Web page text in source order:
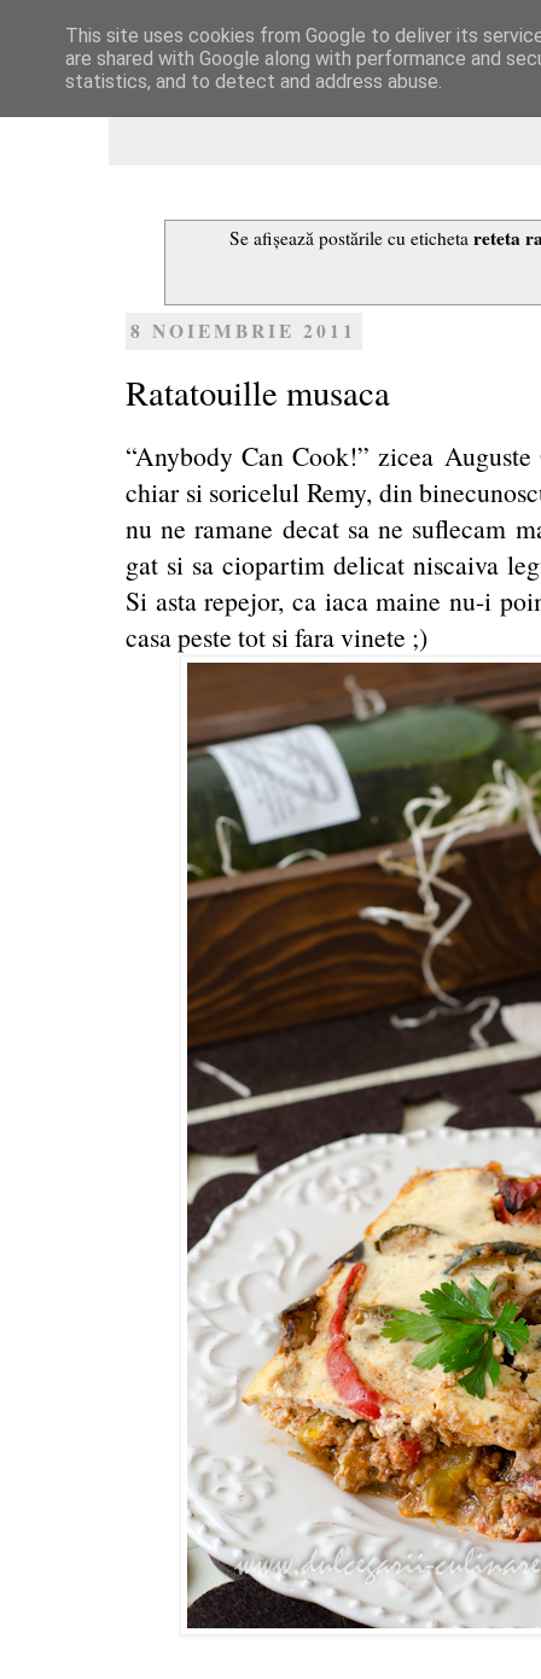
Dulcegarii culinare
Se afișează postările cu eticheta reteta
8 NOIEMBRIE 2011
Ratatouille musaca
“Anybody Can Cook!” zicea Auguste
chiar si soricelul Remy, din
nu ne ramane decat sa ne suflecam
gat si sa ciopartim delicat niscaiva
Si asta repejor, ca iaca maine nu-i
casa peste tot si fara vinete ;)
This site uses cookies from Google to deliver its
are shared with Google along with performance and
statistics, and to detect and address abuse.